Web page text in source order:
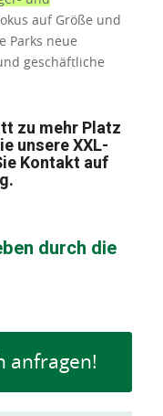
auf Größe und
Parks neue
geschäftliche
zu mehr Platz
unsere XXL-
Kontakt auf
durch die
anfragen!